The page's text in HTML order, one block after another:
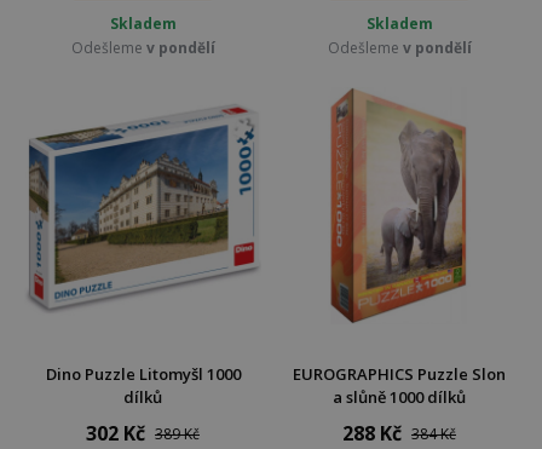
Skladem
Odešleme v pondělí
Skladem
Odešleme v pondělí
Dino Puzzle Litomyšl 1000
dílků
302 Kč 389 Kč
EUROGRAPHICS Puzzle Slon
a slůně 1000 dílků
288 Kč 384 Kč